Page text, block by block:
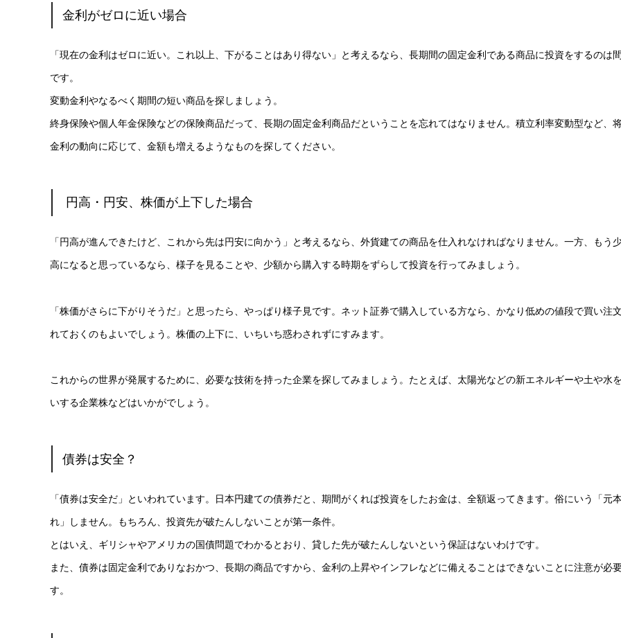
金利がゼロに近い場合
「現在の金利はゼロに近い。これ以上、下がることはあり得ない」と考えるなら、長期間の固定金利である商品に投資をするのは
です。
変動金利やなるべく期間の短い商品を探しましょう。
終身保険や個人年金保険などの保険商品だって、長期の固定金利商品だということを忘れてはなりません。積立利率変動型など、
金利の動向に応じて、金額も増えるようなものを探してください。
円高・円安、株価が上下した場合
「円高が進んできたけど、これから先は円安に向かう」と考えるなら、外貨建ての商品を仕入れなければなりません。一方、もう
高になると思っているなら、様子を見ることや、少額から購入する時期をずらして投資を行ってみましょう。
「株価がさらに下がりそうだ」と思ったら、やっぱり様子見です。ネット証券で購入している方なら、かなり低めの値段で買い注
れておくのもよいでしょう。株価の上下に、いちいち惑わされずにすみます。
これからの世界が発展するために、必要な技術を持った企業を探してみましょう。たとえば、太陽光などの新エネルギーや土や水
いする企業株などはいかがでしょう。
債券は安全？
「債券は安全だ」といわれています。日本円建ての債券だと、期間がくれば投資をしたお金は、全額返ってきます。俗にいう「元
れ」しません。もちろん、投資先が破たんしないことが第一条件。
とはいえ、ギリシャやアメリカの国債問題でわかるとおり、貸した先が破たんしないという保証はないわけです。
また、債券は固定金利でありなおかつ、長期の商品ですから、金利の上昇やインフレなどに備えることはできないことに注意が必
す。